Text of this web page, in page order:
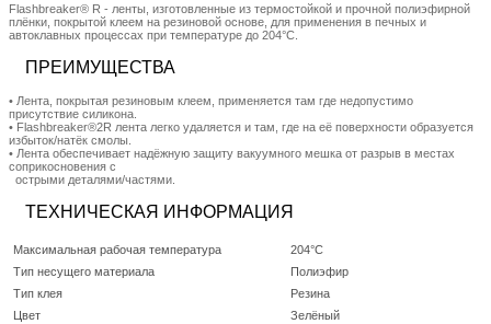
Flashbreaker® R - ленты, изготовленные из термостойкой и прочной полиэфирной
плёнки, покрытой клеем на резиновой основе, для применения в печных и
автоклавных процессах при температуре до 204°C.
ПРЕИМУЩЕСТВА
• Лента, покрытая резиновым клеем, применяется там где недопустимо
присутствие силикона.
• Flashbreaker®2R лента легко удаляется и там, где на её поверхности образуется
избыток/натёк смолы.
• Лента обеспечивает надёжную защиту вакуумного мешка от разрыв в местах
соприкосновения с
острыми деталями/частями.
ТЕХНИЧЕСКАЯ ИНФОРМАЦИЯ
Максимальная рабочая температура
204°C
Тип несущего материала
Полиэфир
Тип клея
Резина
Цвет
Зелёный